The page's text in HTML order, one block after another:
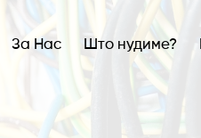
За Нас Што нудиме?